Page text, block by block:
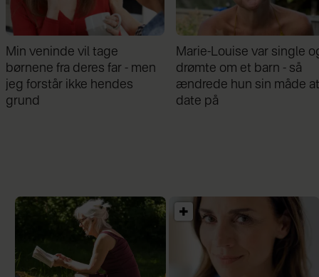
Marie-Louise var single og
drømte om et barn - så
ændrede hun sin måde at
date på
Mathilde Gøhler fortæller
om bruddet med Remee:
Var gået fra hinanden før
graviditeten